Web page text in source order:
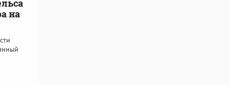
на